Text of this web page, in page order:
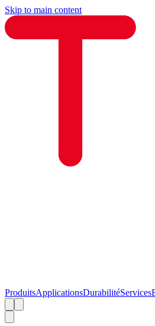
Skip to main content
ProduitsApplicationsDurabilitéServices